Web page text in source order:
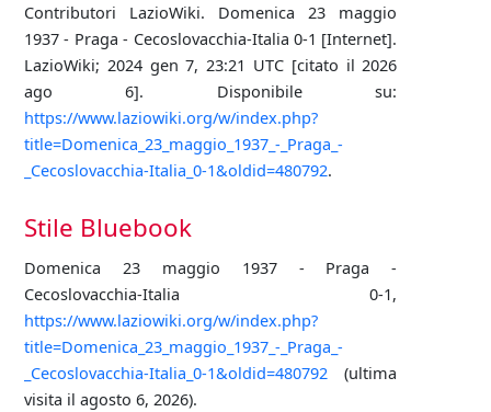
Contributori LazioWiki. Domenica 23 maggio
1937 - Praga - Cecoslovacchia-Italia 0-1 [Internet].
LazioWiki; 2024 gen 7, 23:21 UTC [citato il 2026
ago 6]. Disponibile su:
https://www.laziowiki.org/w/index.php?
title=Domenica_23_maggio_1937_-_Praga_-
_Cecoslovacchia-Italia_0-1&oldid=480792.
Stile Bluebook
Domenica 23 maggio 1937 - Praga -
Cecoslovacchia-Italia 0-1,
https://www.laziowiki.org/w/index.php?
title=Domenica_23_maggio_1937_-_Praga_-
_Cecoslovacchia-Italia_0-1&oldid=480792 (ultima
visita il agosto 6, 2026).